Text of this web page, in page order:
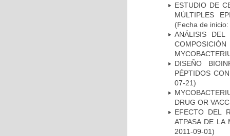
ESTUDIO DE
MÚLTIPLES
(Fecha de
ANÁLISIS DEL
DISEÑO
PÉPTIDOS
07-21)
DRUG OR
EFECTO DEL
ATPASA DE LA
2011-09-01)